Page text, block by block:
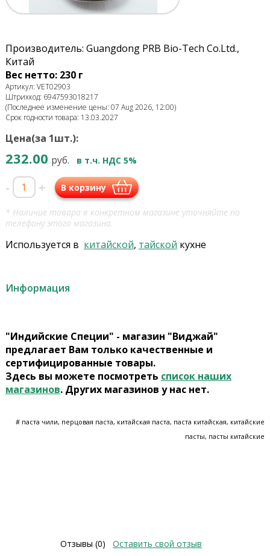
Производитель: Guangdong PRB Bio-Tech Co.Ltd.,
Китай
Вес нетто: 230 г
Артикул: VET02903
Штрихкод: 6947593018217
(Последнее изменение цены: 07 Aug 2026, 12:00)
Срок годности товара: 13.03.2027
Цена(за 1шт.):
232.00 руб. в т.ч. НДС 5%
- + В корзину
* Наличие товара в конкретном магазине уточняйте по
телефону этого магазина.
Используется в китайской, тайской кухне
Информация
"Индийские Специи" - магазин "Виджай"
предлагает Вам только качественные и
сертифицированные товары.
Здесь вы можете посмотреть список наших
магазинов. Других магазинов у нас нет.
# паста чили, перцовая паста, китайская паста, паста китайская, китайские
пасты, пасты китайские
Отзывы (0) Оставить свой отзыв